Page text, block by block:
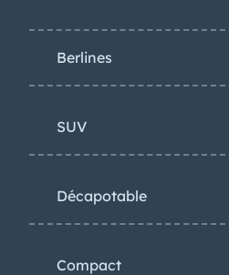
Berlines
SUV
Décapotable
Compact